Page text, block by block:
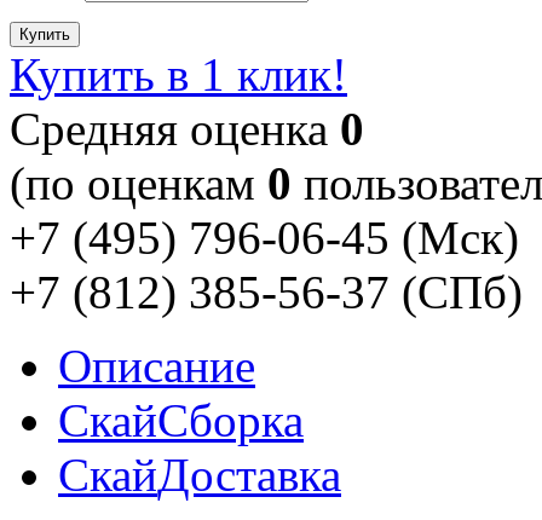
Купить
Купить в 1 клик!
Cредняя оценка 0
(по оценкам 0
+7 (495) 796-06-45 (Мск)
+7 (812) 385-56-37 (СПб)
Описание
СкайСборка
СкайДоставка